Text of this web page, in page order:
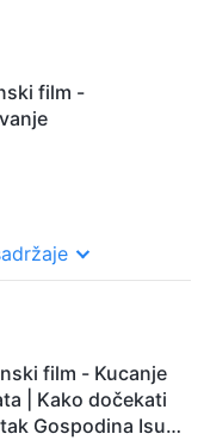
film -
film - Kucanje
| Kako dočekati
Gospodina Isusa